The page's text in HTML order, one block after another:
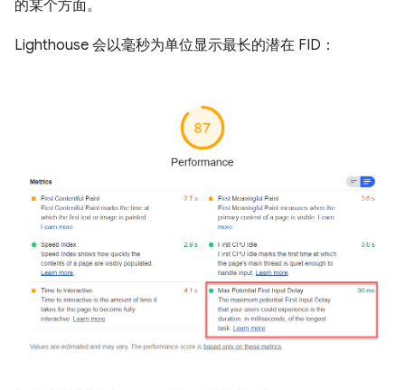
的某个方面。
Lighthouse 会以毫秒为单位显示最长的潜在 FID：